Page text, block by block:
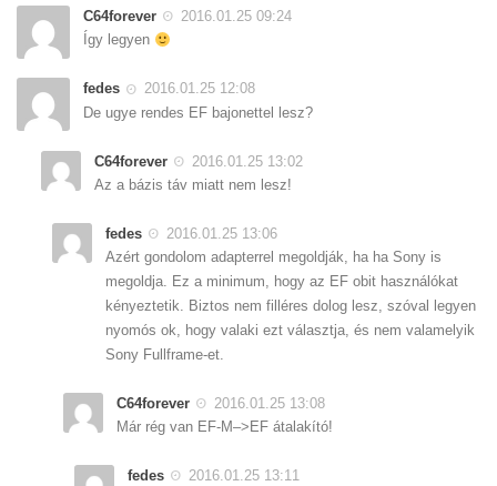
C64forever
2016.01.25 09:24
Így legyen
fedes
2016.01.25 12:08
De ugye rendes EF bajonettel lesz?
C64forever
2016.01.25 13:02
Az a bázis táv miatt nem lesz!
fedes
2016.01.25 13:06
Azért gondolom adapterrel megoldják, ha ha Sony is
megoldja. Ez a minimum, hogy az EF obit használókat
kényeztetik. Biztos nem filléres dolog lesz, szóval legyen
nyomós ok, hogy valaki ezt választja, és nem valamelyik
Sony Fullframe-et.
C64forever
2016.01.25 13:08
Már rég van EF-M–>EF átalakító!
fedes
2016.01.25 13:11